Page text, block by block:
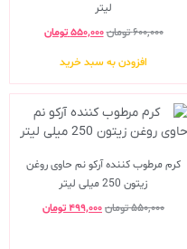
لیتر
۶۰۰,۰۰۰تومان۵۵۰,۰۰۰ تومان
افزودن به سبد خرید
کرم مرطوب کننده آرکو نم حاوی روغن
زیتون 250 میلی لیتر
۵۵۰,۰۰۰تومان۴۹۹,۰۰۰تومان